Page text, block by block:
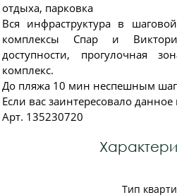
отдыха, парковка
Вся инфраструктура в
комплексы Спар и
доступности, прогулочная
комплекс.
До пляжа 10 мин неспешным
Если вас заинтересовало
Арт. 135230720
Тип